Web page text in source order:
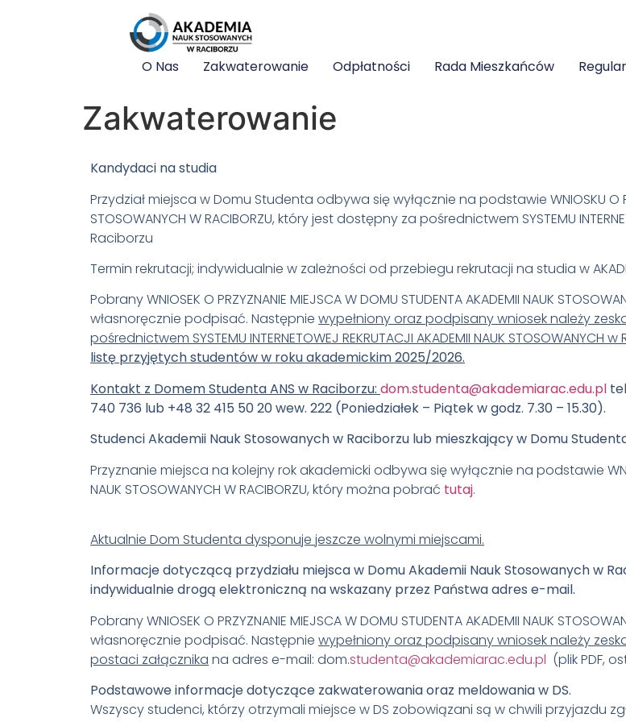
O Nas Zakwaterowanie Odpłatności Rada Mieszkańców
Zakwaterowanie
Kandydaci na studia
Przydział miejsca w Domu Studenta odbywa się wyłącznie na podstawie WNIOSKU O
STOSOWANYCH W RACIBORZU, który jest dostępny za pośrednictwem SYSTEMU
Raciborzu
Termin rekrutacji; indywidualnie w zależności od przebiegu rekrutacji na studia w
Pobrany WNIOSEK O PRZYZNANIE MIEJSCA W DOMU STUDENTA AKADEMII NAUK
własnoręcznie podpisać. Następnie wypełniony oraz podpisany wniosek należy
pośrednictwem SYSTEMU INTERNETOWEJ REKRUTACJI AKADEMII NAUK STOSOWANYCH
listę przyjętych studentów w roku akademickim 2025/2026.
Kontakt z Domem Studenta ANS w Raciborzu: dom.studenta@akademiarac.edu.pl
740 736 lub +48 32 415 50 20 wew. 222 (Poniedziałek – Piątek w godz. 7.30 – 15.30).
Studenci Akademii Nauk Stosowanych w Raciborzu lub mieszkający w Domu
Przyznanie miejsca na kolejny rok akademicki odbywa się wyłącznie na podstawie
NAUK STOSOWANYCH W RACIBORZU, który można pobrać tutaj.
Aktualnie Dom Studenta dysponuje jeszcze wolnymi miejscami.
Informacje dotyczącą przydziału miejsca w Domu Akademii Nauk Stosowanych w
indywidualnie drogą elektroniczną na wskazany przez Państwa adres e-mail.
Pobrany WNIOSEK O PRZYZNANIE MIEJSCA W DOMU STUDENTA AKADEMII NAUK
własnoręcznie podpisać. Następnie wypełniony oraz podpisany wniosek należy
postaci załącznika na adres e-mail: dom.studenta@akademiarac.edu.pl (plik PDF,
Podstawowe informacje dotyczące zakwaterowania oraz meldowania w DS.
Wszyscy studenci, którzy otrzymali miejsce w DS zobowiązani są w chwili przyjazdu